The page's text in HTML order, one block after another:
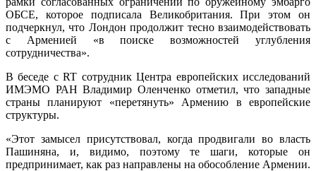
ОБСЕ, которое подписала Великобритания. При этом он
подчеркнул, что Лондон продолжит тесно взаимодействовать
с Арменией «в поиске возможностей углубления
сотрудничества».
В беседе с RT сотрудник Центра европейских исследований
ИМЭМО РАН Владимир Оленченко отметил, что западные
страны планируют «перетянуть» Армению в европейские
структуры.
«Этот замысел присутствовал, когда продвигали во власть
Пашиняна, и, видимо, поэтому те шаги, которые он
предпринимает, как раз направлены на обособление Армении.